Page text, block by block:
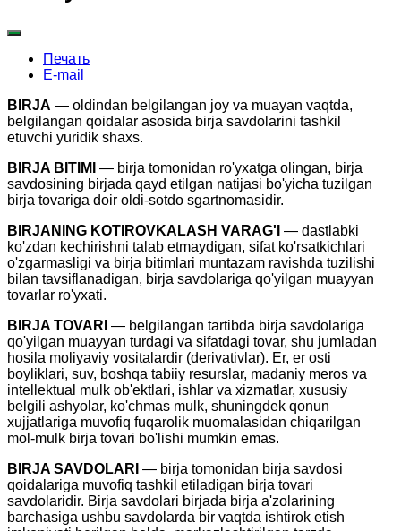
Печать
E-mail
BIRJA — oldindan belgilangan joy va muayan vaqtda,
belgilangan qoidalar asosida birja savdolarini tashkil
etuvchi yuridik shaxs.
BIRJA BITIMI — birja tomonidan ro'yxatga olingan, birja
savdosining birjada qayd etilgan natijasi bo'yicha tuzilgan
birja tovariga doir oldi-sotdo sgartnomasidir.
BIRJANING KOTIROVKALASH VARAG'I — dastlabki
ko'zdan kechirishni talab etmaydigan, sifat ko'rsatkichlari
o'zgarmasligi va birja bitimlari muntazam ravishda tuzilishi
bilan tavsiflanadigan, birja savdolariga qo'yilgan muayyan
tovarlar ro'yxati.
BIRJA TOVARI — belgilangan tartibda birja savdolariga
qo'yilgan muayyan turdagi va sifatdagi tovar, shu jumladan
hosila moliyaviy vositalardir (derivativlar). Er, er osti
boyliklari, suv, boshqa tabiiy resurslar, madaniy meros va
intellektual mulk ob'ektlari, ishlar va xizmatlar, xususiy
belgili ashyolar, ko'chmas mulk, shuningdek qonun
xujjatlariga muvofiq fuqarolik muomalasidan chiqarilgan
mol-mulk birja tovari bo'lishi mumkin emas.
BIRJA SAVDOLARI — birja tomonidan birja savdosi
qoidalariga muvofiq tashkil etiladigan birja tovari
savdolaridir. Birja savdolari birjada birja a'zolarining
barchasiga ushbu savdolarda bir vaqtda ishtirok etish